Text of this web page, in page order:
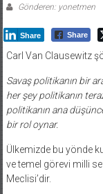
Gönderen: yonetmen
Share Share
Carl Van Clausewitz
Savaş politikanın bir
her şey politikanın
politikanın ana
bir rol oynar.
Ülkemizde bu yönde
ve temel görevi milli
Meclisi’dir.